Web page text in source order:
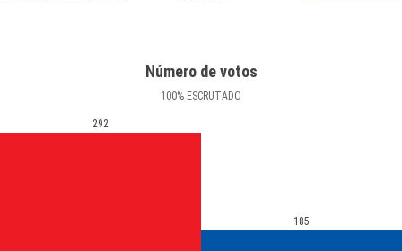
Número de votos
100% ESCRUTADO
292
185